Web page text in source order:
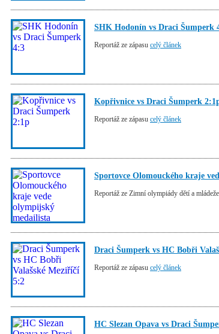
SHK Hodonín vs Draci Šumperk
Reportáž ze zápasu celý článek
Kopřivnice vs Draci Šumperk
Reportáž ze zápasu celý článek
Sportovce Olomouckého kraje
Reportáž ze Zimní olympiády dětí a
Draci Šumperk vs HC Bobři
Reportáž ze zápasu celý článek
HC Slezan Opava vs Draci